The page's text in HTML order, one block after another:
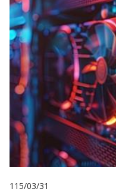
115/03/31